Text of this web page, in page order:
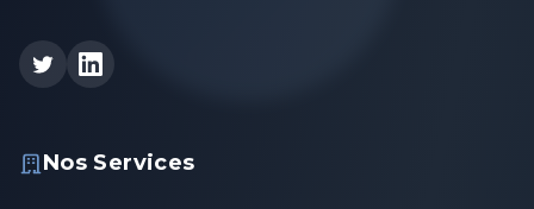
Nos Services